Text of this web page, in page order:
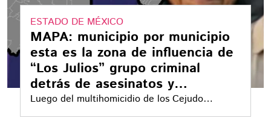
ESTADO DE MÉXICO
MAPA: municipio por municipio
esta es la zona de influencia de
“Los Julios” grupo criminal
detrás de asesinatos y
extorsiones
Luego del multihomicidio de los Cejudo
Berrios, se ha detenido a varios integrantes de